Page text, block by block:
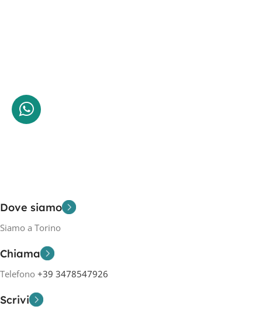
Dove siamo
Siamo a Torino
Chiama
Telefono +39 3478547926
Scrivi